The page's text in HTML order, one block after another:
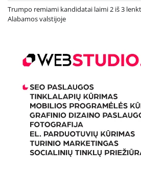
Trumpo remiami kandidatai laimi 2 iš 3
Alabamos valstijoje